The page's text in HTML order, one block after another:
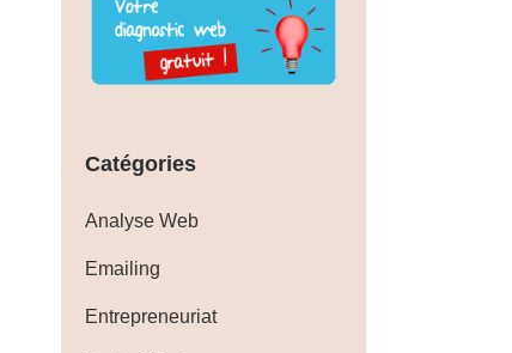
Catégories
Analyse Web
Emailing
Entrepreneuriat